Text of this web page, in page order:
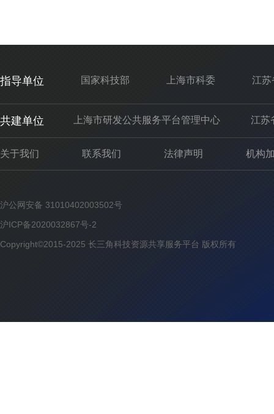
指导单位 国家科技部 上海市科委 江苏
共建单位 上海市研发公共服务平台管理中心 江苏
关于我们 联系我们 法律声明 机构
沪公网安备 31010402003502号
沪ICP备2020032867号-2
Copyright©2015-2025 长三角科技资源共享服务平台 版权所有